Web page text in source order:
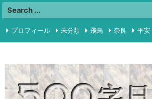
プロフィール 未分類 飛鳥 奈良 平安
Feedly